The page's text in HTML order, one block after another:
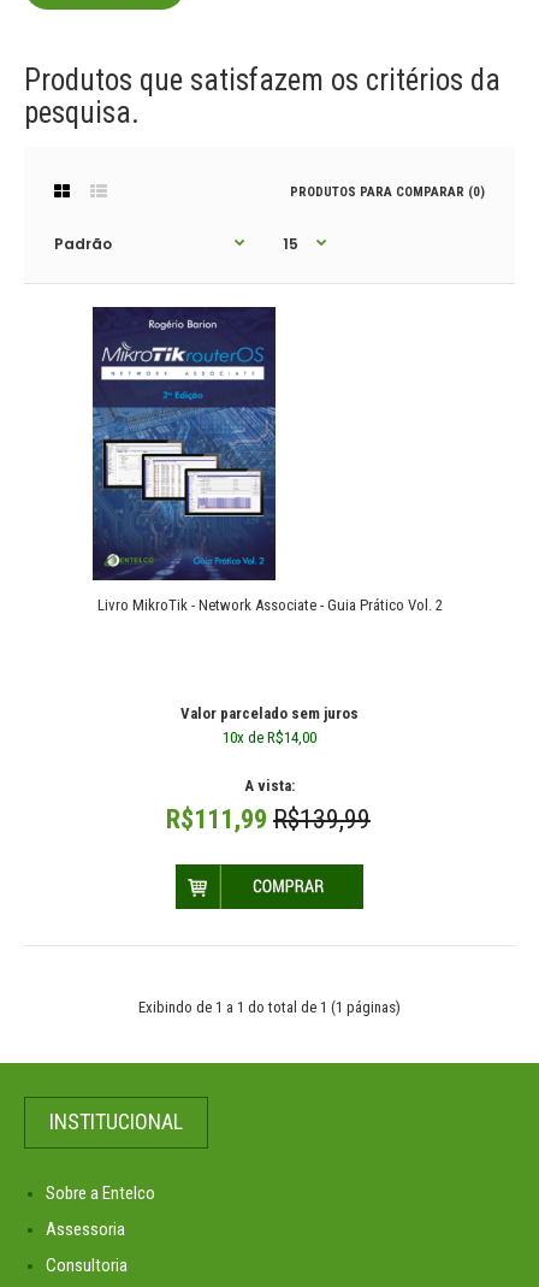
Produtos que satisfazem os critérios da
pesquisa.
PRODUTOS PARA COMPARAR (0)
R$139,99
Livro MikroTik - Network Associate - Guia Prático Vol. 2
Valor parcelado sem juros
10x de R$14,00
A vista:
R$111,99 R$139,99
Exibindo de 1 a 1 do total de 1 (1 páginas)
INSTITUCIONAL
Sobre a Entelco
Assessoria
Consultoria